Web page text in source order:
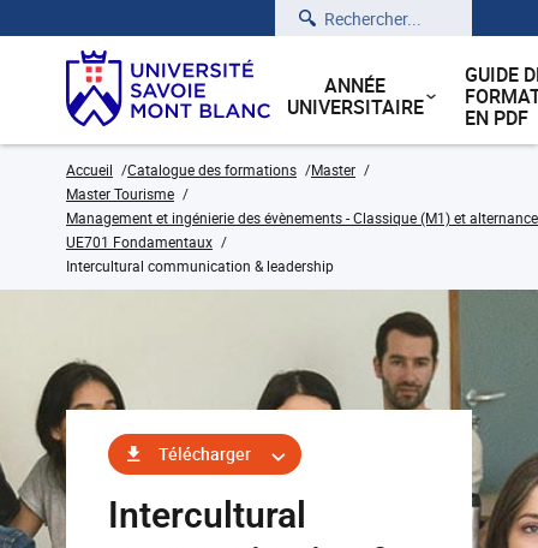
Rechercher
ANNÉE
UNIVERSITAIRE
GUIDE
EN PDF
Accueil Catalogue des formations
Master
Master Tourisme
Management et ingénierie des évènements - Classique (M1) et
UE701 Fondamentaux
Intercultural communication & leadership
Télécharger
Intercultural